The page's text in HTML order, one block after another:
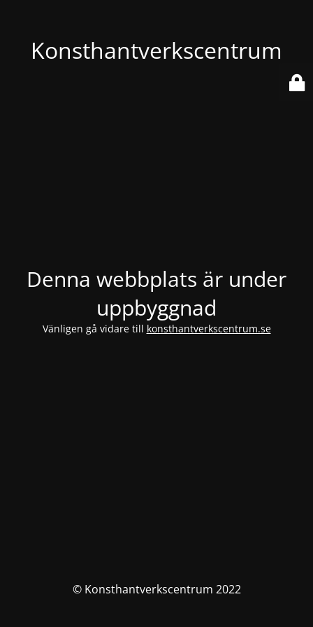
Konsthantverkscentrum
Denna webbplats är under
uppbyggnad
Vänligen gå vidare till konsthantverkscentrum.se
© Konsthantverkscentrum 2022